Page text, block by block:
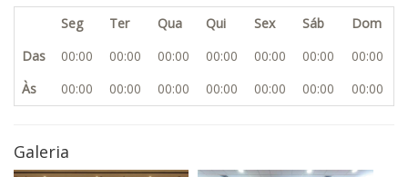
Seg Ter Qua Qui Sex Sáb
Dom
Das
00:00 00:00 00:00 00:00 00:00 00:00
00:00
Às
00:00 00:00 00:00 00:00 00:00 00:00 00:00
Galeria